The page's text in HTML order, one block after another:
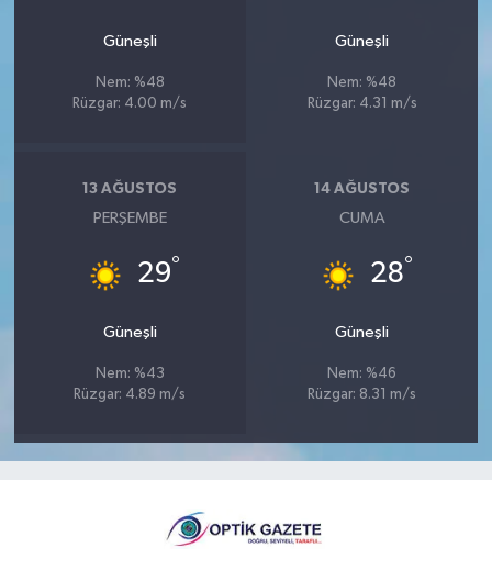
Güneşli
Nem: %48
Rüzgar: 4.00 m/s
Güneşli
Nem: %48
Rüzgar: 4.31 m/s
13 AĞUSTOS
PERŞEMBE
29°
Güneşli
Nem: %43
Rüzgar: 4.89 m/s
14 AĞUSTOS
CUMA
28°
Güneşli
Nem: %46
Rüzgar: 8.31 m/s